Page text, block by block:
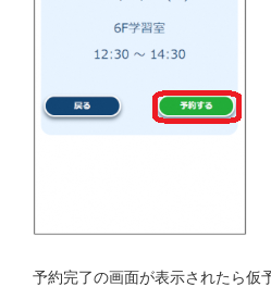
予約完了の画面が表示されたら仮